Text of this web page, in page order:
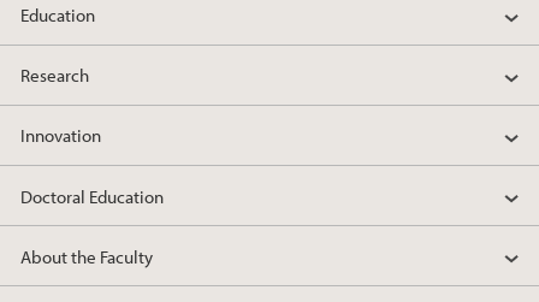
Education
Research
Innovation
Doctoral Education
About the Faculty